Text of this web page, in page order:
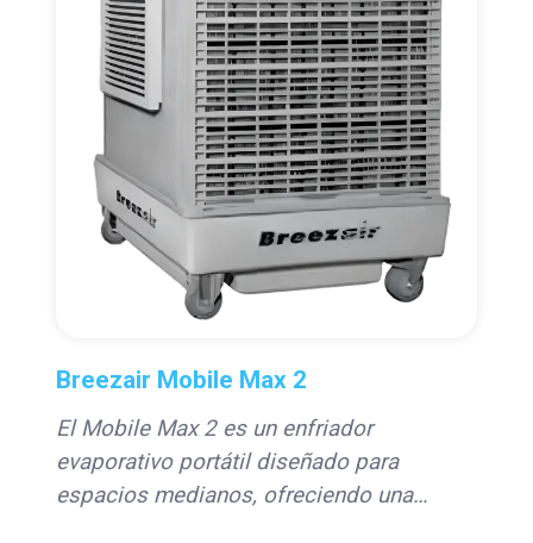
Breezair Mobile Max 2
El Mobile Max 2 es un enfriador
evaporativo portátil diseñado para
espacios medianos, ofreciendo una